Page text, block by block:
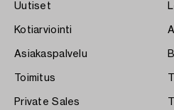
Uutiset
Kotiarviointi
Asiakaspalvelu
Toimitus
Private Sales